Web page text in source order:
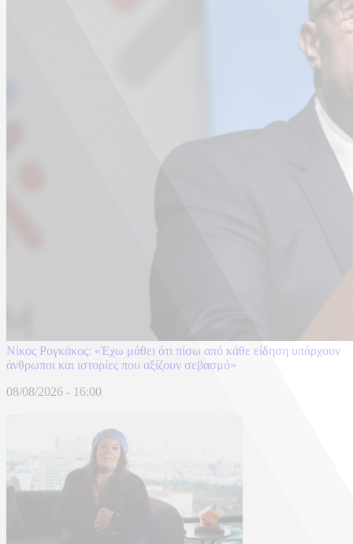
Νίκος Ρογκάκος: «Έχω μάθει ότι πίσω από κάθε είδηση υπάρχουν
άνθρωποι και ιστορίες που αξίζουν σεβασμό»
08/08/2026 - 16:00